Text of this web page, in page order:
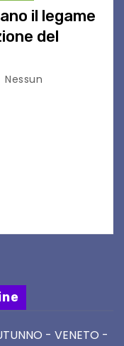
il legame
del
Nessun
- VENETO -